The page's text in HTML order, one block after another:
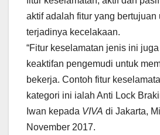
aktif adalah fitur yang bertujuan
terjadinya kecelakaan.
“Fitur keselamatan jenis ini
keaktifan pengemudi untuk
bekerja. Contoh fitur
kategori ini ialah Anti Lock
Iwan kepada VIVA di Jakarta,
November 2017.